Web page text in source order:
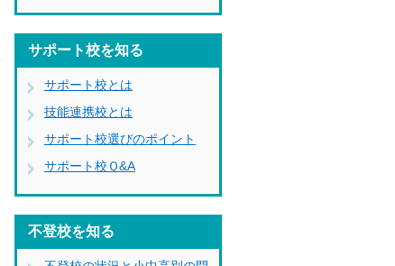
サポート校を知る
サポート校とは
技能連携校とは
サポート校選びのポイント
サポート校Ｑ&A
不登校を知る